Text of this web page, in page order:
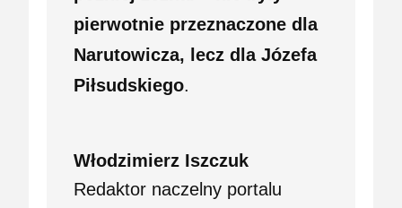
pierwotnie przeznaczone dla
Narutowicza, lecz dla Józefa
Piłsudskiego.
Włodzimierz Iszczuk
Redaktor naczelny portalu